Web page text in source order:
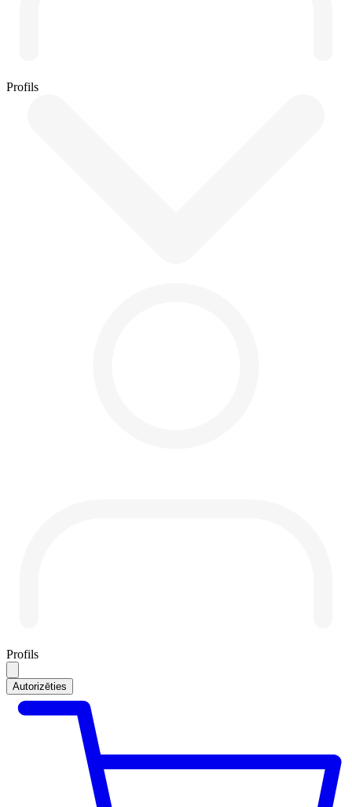
Profils
Profils
Autorizēties